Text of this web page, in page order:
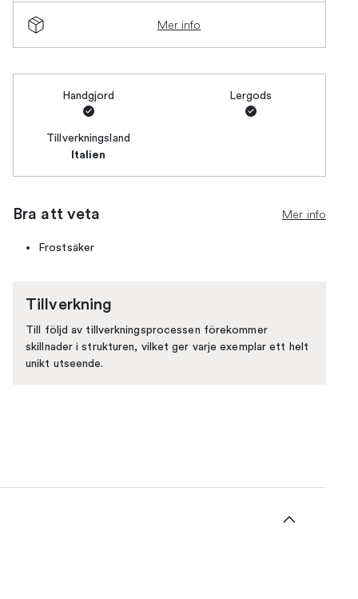
Mer info
Handgjord Lergods
Tillverkningsland
Italien
Bra att veta Mer info
Frostsäker
Tillverkning
Till följd av tillverkningsprocessen förekommer
skillnader i strukturen, vilket ger varje exemplar ett helt
unikt utseende.